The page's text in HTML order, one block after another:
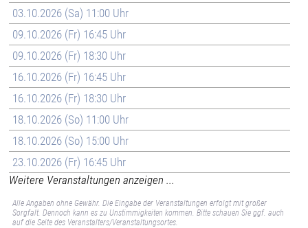
03.10.2026 (Sa) 11:00 Uhr
09.10.2026 (Fr) 16:45 Uhr
09.10.2026 (Fr) 18:30 Uhr
16.10.2026 (Fr) 16:45 Uhr
16.10.2026 (Fr) 18:30 Uhr
18.10.2026 (So) 11:00 Uhr
18.10.2026 (So) 15:00 Uhr
23.10.2026 (Fr) 16:45 Uhr
Weitere Veranstaltungen anzeigen ...
Alle Angaben ohne Gewähr. Die Eingabe der Veranstaltungen erfolgt mit großer
Sorgfalt. Dennoch kann es zu Unstimmigkeiten kommen. Bitte schauen Sie ggf. auch
auf die Seite des Veranstalters/Veranstaltungsortes.